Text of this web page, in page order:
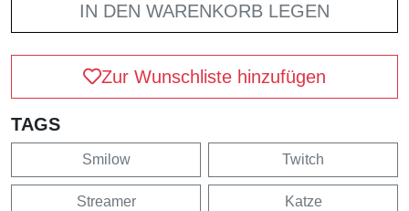
IN DEN WARENKORB LEGEN
Zur Wunschliste hinzufügen
TAGS
Smilow Twitch
Streamer Katze